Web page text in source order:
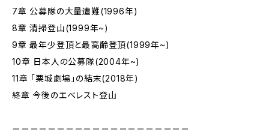
7章 公募隊の大量遭難(1996年)
8章 清掃登山(1999年~)
9章 最年少登頂と最高齢登頂(1999年~)
10章 日本人の公募隊(2004年~)
11章 「栗城劇場」の結末(2018年)
終章 今後のエベレスト登山
＝＝＝＝＝＝＝＝＝＝＝＝＝＝＝＝＝＝＝＝